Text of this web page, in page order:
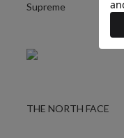
Supreme
THE NORTH FACE